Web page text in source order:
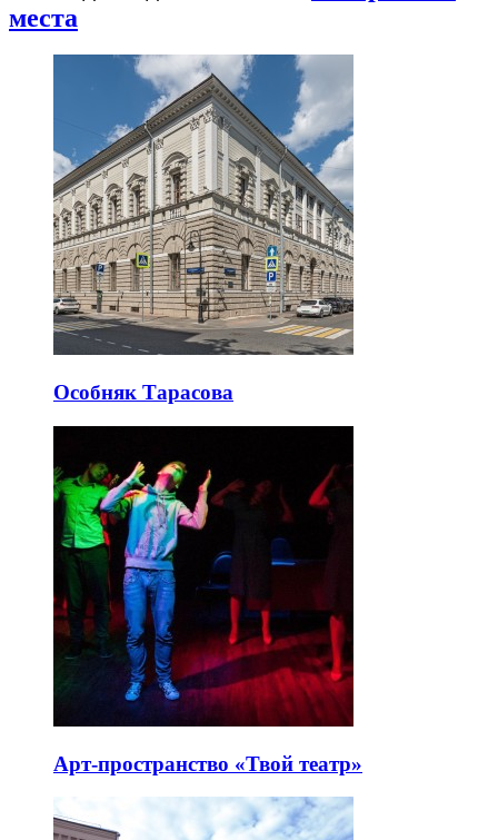
места
Особняк Тарасова
Арт-пространство «Твой театр»